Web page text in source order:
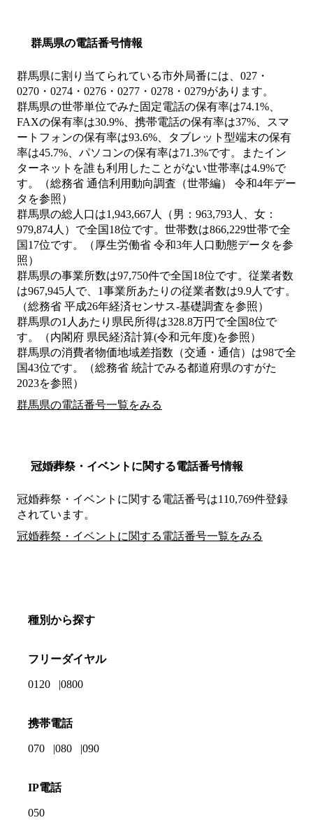
群馬県の電話番号情報
群馬県に割り当てられている市外局番には、027・
0270・0274・0276・0277・0278・0279があります。
群馬県の世帯単位でみた固定電話の保有率は74.1%、
FAXの保有率は30.9%、携帯電話の保有率は37%、スマ
ートフォンの保有率は93.6%、タブレット型端末の保有
率は45.7%、パソコンの保有率は71.3%です。またイン
ターネットを誰も利用したことがない世帯率は4.9%で
す。（総務省 通信利用動向調査（世帯編） 令和4年デー
タを参照）
群馬県の総人口は1,943,667人（男：963,793人、女：
979,874人）で全国18位です。世帯数は866,229世帯で全
国17位です。（厚生労働省 令和3年人口動態データを参
照）
群馬県の事業所数は97,750件で全国18位です。従業者数
は967,945人で、1事業所あたりの従業者数は9.9人です。
（総務省 平成26年経済センサス‐基礎調査を参照）
群馬県の1人あたり県民所得は328.8万円で全国8位で
す。（内閣府 県民経済計算(令和元年度)を参照）
群馬県の消費者物価地域差指数（交通・通信）は98で全
国43位です。（総務省 統計でみる都道府県のすがた
2023を参照）
群馬県の電話番号一覧をみる
冠婚葬祭・イベントに関する電話番号情報
冠婚葬祭・イベントに関する電話番号は110,769件登録
されています。
冠婚葬祭・イベントに関する電話番号一覧をみる
種別から探す
フリーダイヤル
0120 0800
携帯電話
070 080 090
IP電話
050